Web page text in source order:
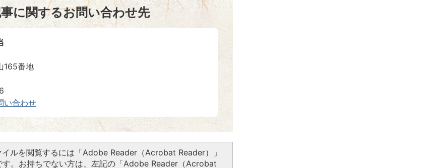
に関するお問い合わせ先
165番地
い合わせ
イルを閲覧するには「Adobe Reader（Acrobat Reader）」
す。お持ちでない方は、左記の「Adobe Reader（Acrobat